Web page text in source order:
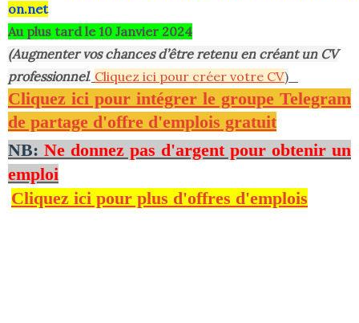
on.net
Au plus tard le 10 Janvier 2024
(Augmenter vos chances d’être retenu en créant un CV
professionnel. Cliquez ici pour créer votre CV)
Cliquez ici pour intégrer le groupe Telegram
de partage d'offre d'emplois gratuit
NB: Ne donnez pas d'argent pour obtenir un
emploi
Cliquez ici pour plus d'offres d'emplois